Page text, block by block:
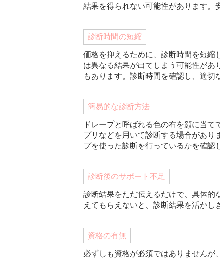
結果を得られない可能性があります。
診断時間の短縮
価格を抑えるために、診断時間を短縮
は異なる結果が出てしまう可能性があ
もあります。診断時間を確認し、適切
簡易的な診断方法
ドレープと呼ばれる色の布を顔に当
プリなどを用いて診断する場合があり
プを使った診断を行っているかを確認
診断後のサポート不足
診断結果をただ伝えるだけで、具体的
えてもらえないと、診断結果を活かし
資格の有無
必ずしも資格が必須ではありませんが